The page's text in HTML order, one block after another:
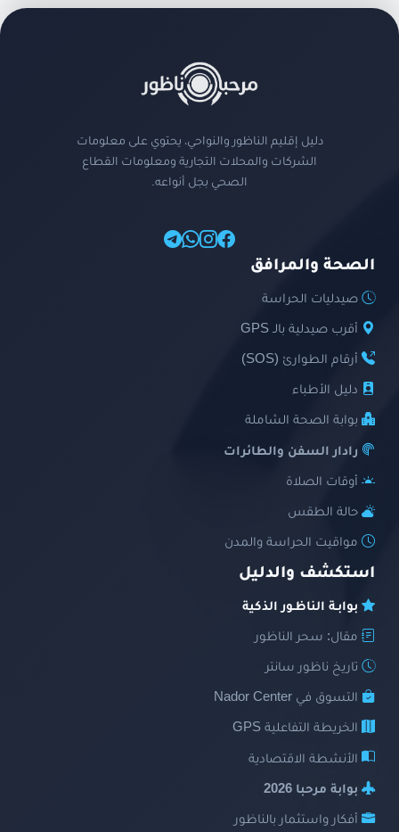
دليل إقليم الناظور والنواحي، يحتوي على معلومات
الشركات والمحلات التجارية ومعلومات القطاع
الصحي بجل أنواعه.
الصحة والمرافق
صيدليات الحراسة
أقرب صيدلية بالـ GPS
أرقام الطوارئ (SOS)
دليل الأطباء
بوابة الصحة الشاملة
رادار السفن والطائرات
أوقات الصلاة
حالة الطقس
مواقيت الحراسة والمدن
استكشف والدليل
بوابـة الناظـور الذكية
مقال: سحر الناظور
تاريخ ناظور سانتر
التسوق في Nador Center
الخريطة التفاعلية GPS
الأنشطة الاقتصادية
بوابة مرحبا 2026
أفكار واستثمار بالناظور